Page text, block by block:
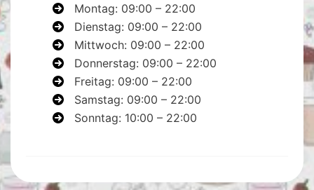
Montag: 09:00 – 22:00
Dienstag: 09:00 – 22:00
Mittwoch: 09:00 – 22:00
Donnerstag: 09:00 – 22:00
Freitag: 09:00 – 22:00
Samstag: 09:00 – 22:00
Sonntag: 10:00 – 22:00